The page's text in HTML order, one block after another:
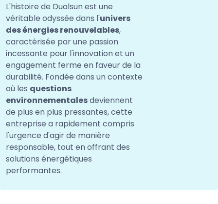
L'histoire de Dualsun est une
véritable odyssée dans l'univers
des énergies renouvelables,
caractérisée par une passion
incessante pour l'innovation et un
engagement ferme en faveur de la
durabilité. Fondée dans un contexte
où les questions
environnementalesdeviennent
de plus en plus pressantes, cette
entreprise a rapidement compris
l'urgence d'agir de manière
responsable, tout en offrant des
solutions énergétiques
performantes.